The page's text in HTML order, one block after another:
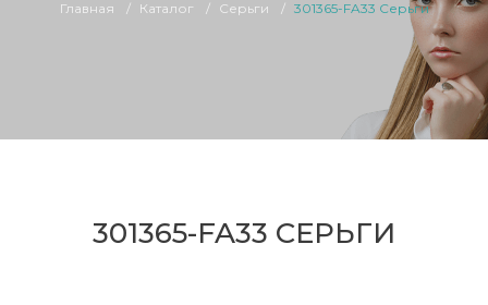
Главная Каталог Серьги 301365-FA33 Серьги
301365-FA33 СЕРЬГИ